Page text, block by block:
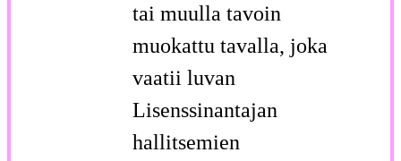
tai muulla tavoin
muokattu tavalla, joka
vaatii luvan
Lisenssinantajan
hallitsemien